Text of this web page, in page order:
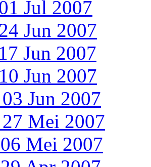
Jul 2007
Jun 2007
Jun 2007
Jun 2007
Jun 2007
Mei 2007
Mei 2007